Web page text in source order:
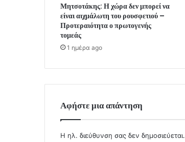
Μητσοτάκης: Η χώρα δεν μπορεί να
είναι αιχμάλωτη του ρουσφετιού –
Προτεραιότητα ο πρωτογενής
τομεάς
1 ημέρα ago
Αφήστε μια απάντηση
Η ηλ. διεύθυνση σας δεν δημοσιεύεται.